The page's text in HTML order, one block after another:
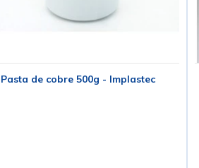
Pasta de cobre 500g - Implastec